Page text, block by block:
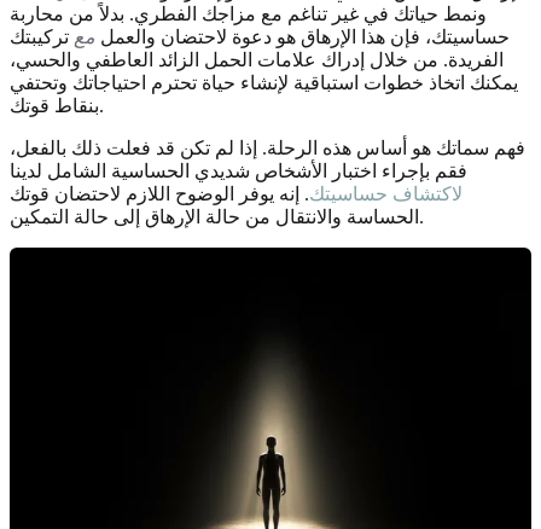
ونمط حياتك في غير تناغم مع مزاجك الفطري. بدلاً من محاربة
حساسيتك، فإن هذا الإرهاق هو دعوة لاحتضان والعمل مع تركيبتك
الفريدة. من خلال إدراك علامات الحمل الزائد العاطفي والحسي،
يمكنك اتخاذ خطوات استباقية لإنشاء حياة تحترم احتياجاتك وتحتفي
بنقاط قوتك.
فهم سماتك هو أساس هذه الرحلة. إذا لم تكن قد فعلت ذلك بالفعل،
فقم بإجراء اختبار الأشخاص شديدي الحساسية الشامل لدينا
لاكتشاف حساسيتك. إنه يوفر الوضوح اللازم لاحتضان قوتك
الحساسة والانتقال من حالة الإرهاق إلى حالة التمكين.